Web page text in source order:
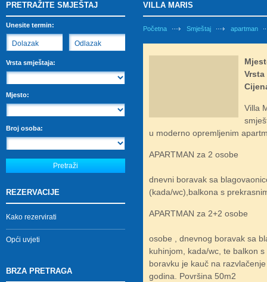
PRETRAŽITE SMJEŠTAJ
Unesite termin:
Vrsta smještaja:
Mjesto:
Broj osoba:
REZERVACIJE
Kako rezervirati
Opći uvjeti
BRZA PRETRAGA
VILLA MARIS
Početna Smještaj apartman
Villa
u moderno opremljenim
dnevni boravak sa
(kada/wc),balkona s
osobe , dnevnog boravak sa
kuhinjom, kada/wc, te balkon
boravku je kauč na
godina. Površina 50m2